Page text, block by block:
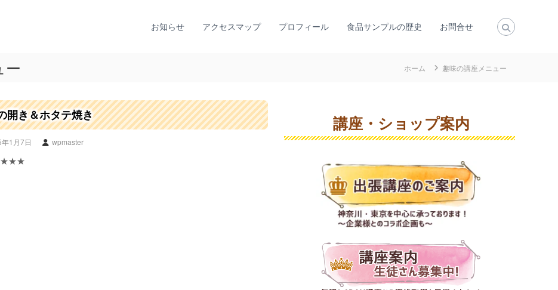
お知らせ アクセスマップ プロフィール 食品サンプルの歴史 お問合せ
ー ホーム 趣味の講座メニュー
開き＆ホタテ焼き
1月7日 wpmaster
★★★
講座・ショップ案内